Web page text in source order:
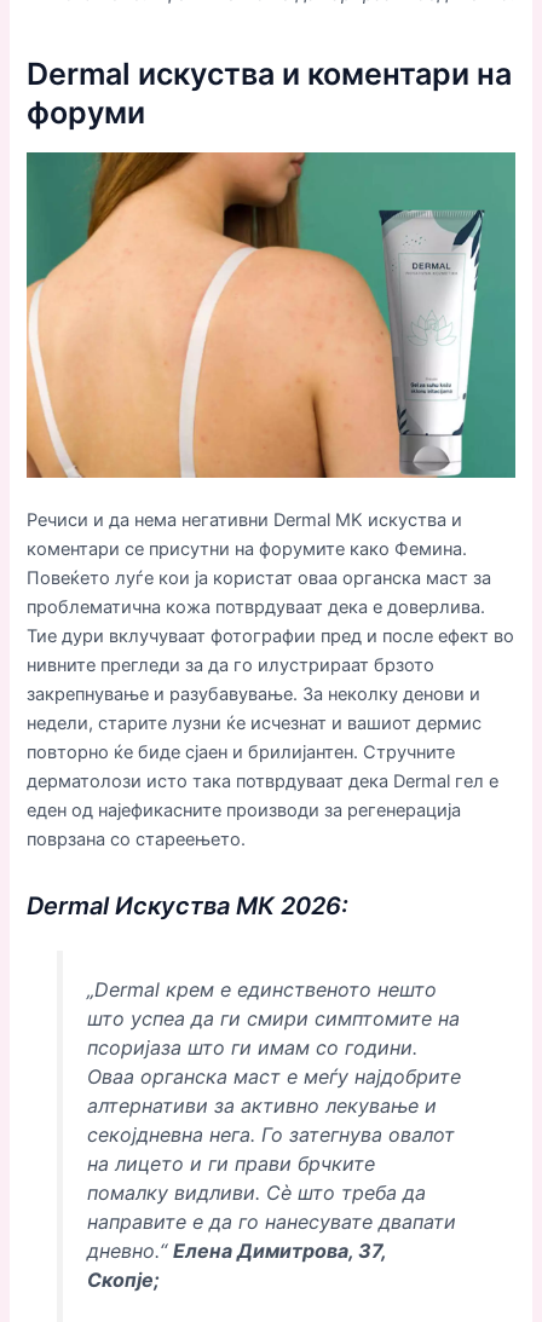
Dermal искуства и коментари на
форуми
Речиси и да нема негативни Dermal MK искуства и
коментари се присутни на форумите како Фемина.
Повеќето луѓе кои ја користат оваа органска маст за
проблематична кожа потврдуваат дека е доверлива.
Тие дури вклучуваат фотографии пред и после ефект во
нивните прегледи за да го илустрираат брзото
закрепнување и разубавување. За неколку денови и
недели, старите лузни ќе исчезнат и вашиот дермис
повторно ќе биде сјаен и брилијантен. Стручните
дерматолози исто така потврдуваат дека Dermal гел е
еден од најефикасните производи за регенерација
поврзана со стареењето.
Dermal Искуства МК 2026:
„Dermal крем е единственото нешто
што успеа да ги смири симптомите на
псоријаза што ги имам со години.
Оваа органска маст е меѓу најдобрите
алтернативи за активно лекување и
секојдневна нега. Го затегнува овалот
на лицето и ги прави брчките
помалку видливи. Сè што треба да
направите е да го нанесувате двапати
дневно.“ Елена Димитрова, 37,
Скопје;